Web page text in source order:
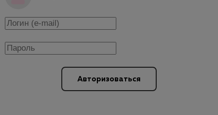
Авторизоваться